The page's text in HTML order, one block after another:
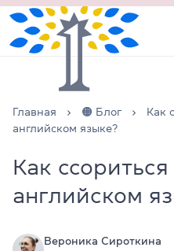
Главная 🟠 Блог
Как
английском языке?
Как
английском
Вероника Сироткина